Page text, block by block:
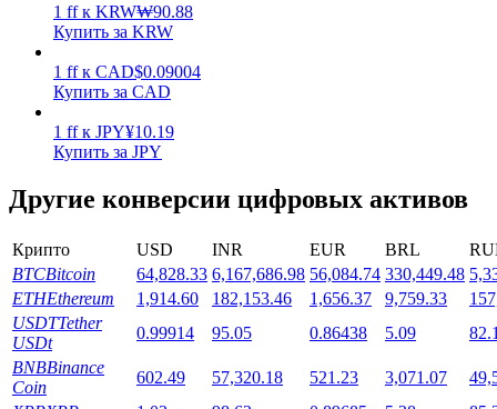
Стейкинг
Launchpool
Гибкая ставка для заработка популярных токенов
1 ff к KRW₩90.88
Купить за KRW
1 ff к CAD$0.09004
Купить за CAD
1 ff к JPY¥10.19
Купить за JPY
Другие конверсии цифровых активов
Крипто USD INR EUR BRL
BTCBitcoin 64,828.33 6,167,686.98 56,084.74 330,449.48
ETHEthereum 1,914.60 182,153.46 1,656.37 9,759.33
USDTTether
USDt
0.99914 95.05 0.86438 5.09
BNBBinance
Coin
602.49 57,320.18 521.23 3,071.07